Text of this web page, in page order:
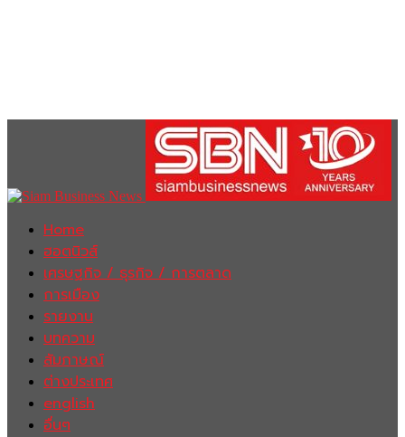
Home
ฮอตนิวส์
เศรษฐกิจ / ธุรกิจ / การตลาด
การเมือง
รายงาน
บทความ
สัมภาษณ์
ต่างประเทศ
english
อื่นๆ